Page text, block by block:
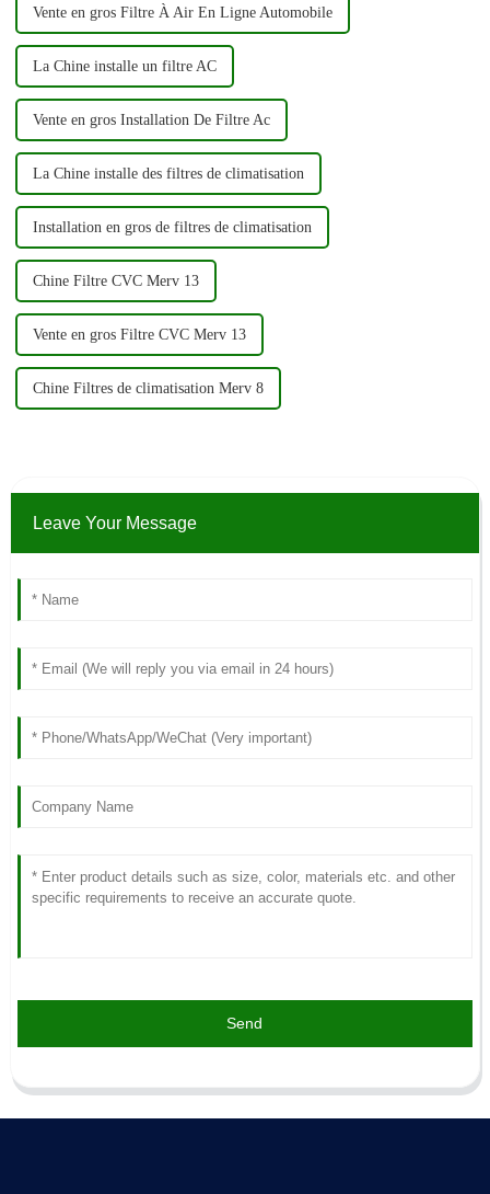
Vente en gros Filtre À Air En Ligne Automobile
La Chine installe un filtre AC
Vente en gros Installation De Filtre Ac
La Chine installe des filtres de climatisation
Installation en gros de filtres de climatisation
Chine Filtre CVC Merv 13
Vente en gros Filtre CVC Merv 13
Chine Filtres de climatisation Merv 8
Leave Your Message
Send